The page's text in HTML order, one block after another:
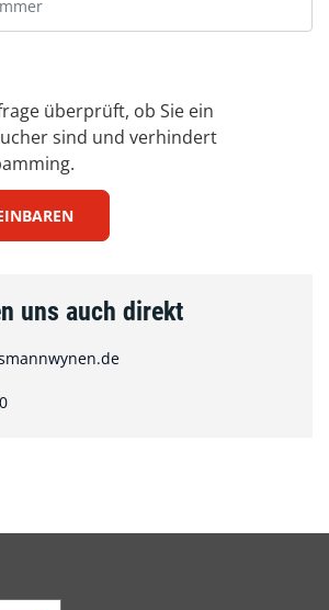
überprüft, ob Sie ein
sind und verhindert
uns auch direkt